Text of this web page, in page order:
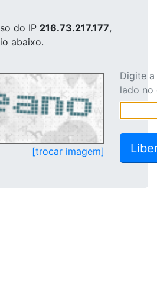
do IP 216.73.217.177,
abaixo.
[trocar imagem]
Digite
lado no